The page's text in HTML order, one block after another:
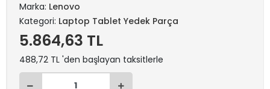
Marka: Lenovo
Kategori: Laptop Tablet Yedek Parça
5.864,63 TL
488,72 TL 'den başlayan taksitlerle